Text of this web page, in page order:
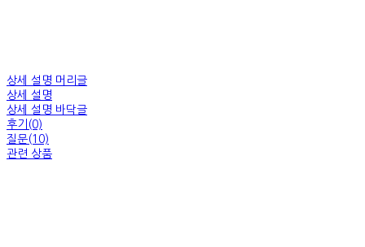
상세 설명 머리글
상세 설명
상세 설명 바닥글
후기(0)
질문(10)
관련 상품